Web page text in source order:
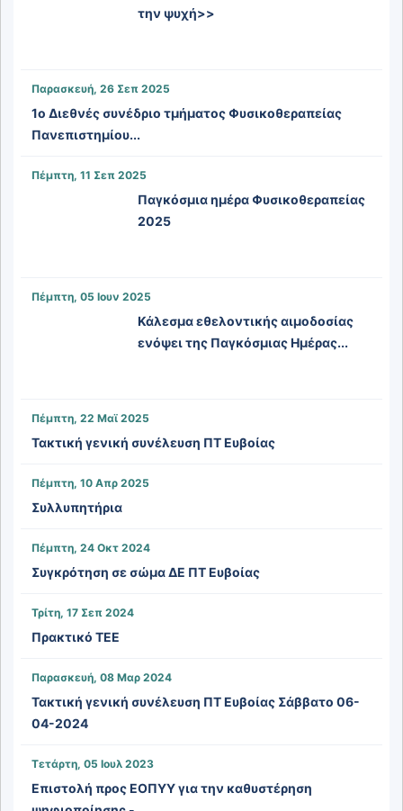
την ψυχή>>
Παρασκευή, 26 Σεπ 2025
1ο Διεθνές συνέδριο τμήματος Φυσικοθεραπείας
Πανεπιστημίου...
Πέμπτη, 11 Σεπ 2025
Παγκόσμια ημέρα Φυσικοθεραπείας
2025
Πέμπτη, 05 Ιουν 2025
Κάλεσμα εθελοντικής αιμοδοσίας
ενόψει της Παγκόσμιας Ημέρας...
Πέμπτη, 22 Μαϊ 2025
Τακτική γενική συνέλευση ΠΤ Ευβοίας
Πέμπτη, 10 Απρ 2025
Συλλυπητήρια
Πέμπτη, 24 Οκτ 2024
Συγκρότηση σε σώμα ΔΕ ΠΤ Ευβοίας
Τρίτη, 17 Σεπ 2024
Πρακτικό ΤΕΕ
Παρασκευή, 08 Μαρ 2024
Τακτική γενική συνέλευση ΠΤ Ευβοίας Σάββατο 06-
04-2024
Τετάρτη, 05 Ιουλ 2023
Επιστολή προς ΕΟΠΥΥ για την καθυστέρηση